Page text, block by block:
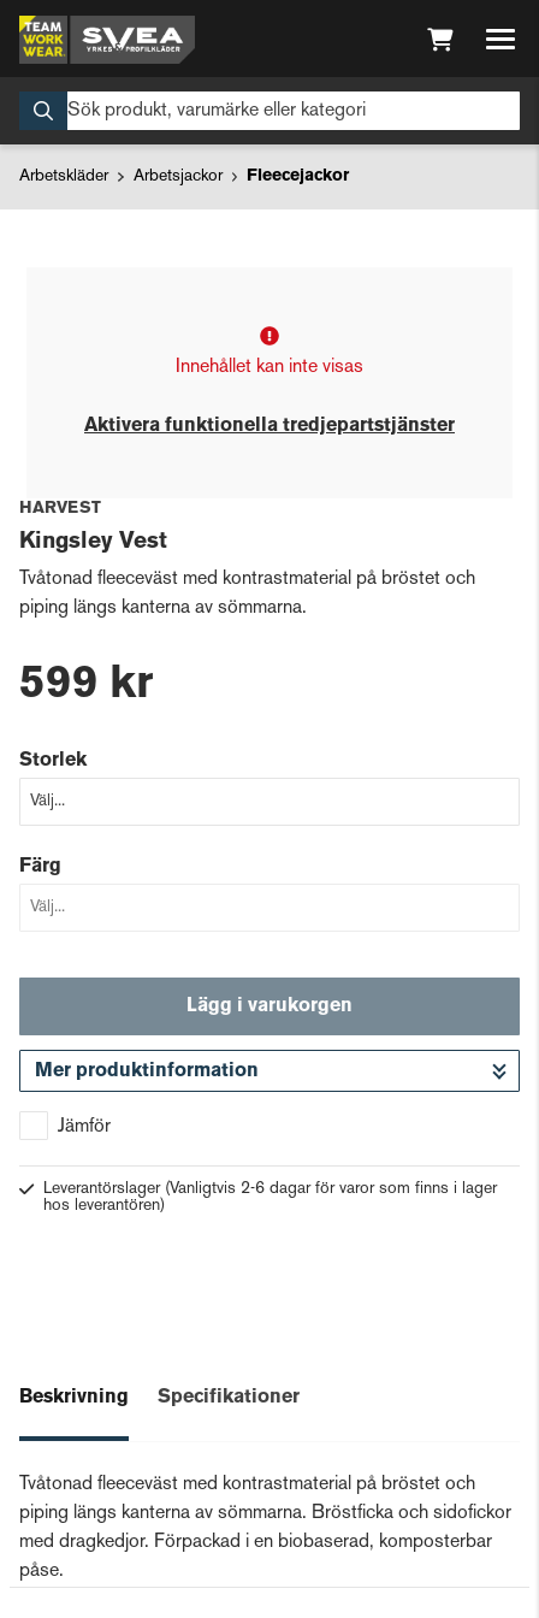
Arbetskläder Arbetsjackor Fleecejackor
Innehållet kan inte visas
Aktivera funktionella tredjepartstjänster
HARVEST
Kingsley Vest
Tvåtonad fleeceväst med kontrastmaterial på bröstet och
piping längs kanterna av sömmarna.
599 kr
Storlek
Färg
Lägg i varukorgen
Mer produktinformation
Jämför
Leverantörslager (Vanligtvis 2-6 dagar för varor som finns i lager
hos leverantören)
Beskrivning Specifikationer
Tvåtonad fleeceväst med kontrastmaterial på bröstet och
piping längs kanterna av sömmarna. Bröstficka och sidofickor
med dragkedjor. Förpackad i en biobaserad, komposterbar
påse.